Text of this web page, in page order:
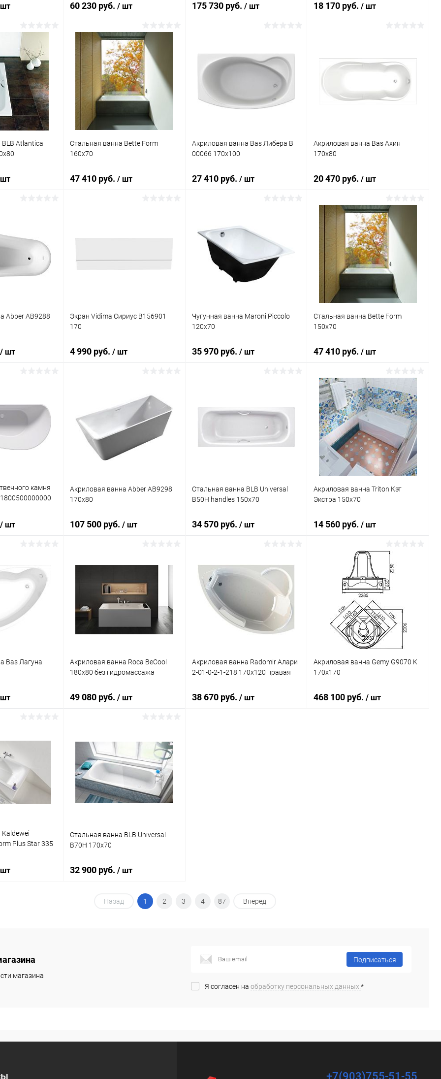
Сравнение
Недоступно
60 230 руб. / шт
В корзину
Купить в 1 клик Сравнение
В избранное Под заказ
175 730 руб. / шт
Купить в 1 клик Сравнение
В избранное Недоступно
18 170 руб./ шт
Купить в 1 клик Сравнение
Недоступно
Atlantica
Сравнение
Недоступно
Стальная ванна Bette Form
160x70
47 410 руб. / шт
В избранное Под заказ
Акриловая ванна Bas Либера В
00066 170x100
27 410 руб. / шт
Купить в 1 клик Сравнение
В избранное Под заказ
Акриловая ванна Bas Ахин
170x80
20 470 руб./ шт
В корзину
Купить в 1 клик Сравнение
В избранное Под заказ
Abber AB9288
/ шт
Сравнение
Под заказ
Экран Vidima Сириус B156901
170
4 990 руб. / шт
Купить в 1 клик Сравнение
В избранное Под заказ
Чугунная ванна Maroni Piccolo
120x70
35 970 руб. / шт
Купить в 1 клик Сравнение
В избранное Под заказ
Стальная ванна Bette Form
150x70
47 410 руб./ шт
В корзину
Купить в 1 клик Сравнение
В избранное Под заказ
камня
/ шт
Сравнение
Под заказ
Акриловая ванна Abber AB9298
170x80
107 500 руб. / шт
В корзину
Купить в 1 клик Сравнение
В избранное Под заказ
Стальная ванна BLB Universal
B50H handles 150x70
34 570 руб. / шт
Подписаться
Купить в 1 клик Сравнение
В избранное Недоступно
Акриловая ванна Triton Кэт
Экстра 150x70
14 560 руб./ шт
В корзину
Купить в 1 клик Сравнение
В избранное Под заказ
Bas Лагуна
Сравнение
Недоступно
Акриловая ванна Roca BeCool
180x80 без гидромассажа
49 080 руб. / шт
Купить в 1 клик Сравнение
В избранное Недоступно
Акриловая ванна Radomir Алари
2-01-0-2-1-218 170x120 правая
38 670 руб. / шт
Акриловая ванна Gemy G9070 K
170x170
468 100 руб./ шт
Plus Star 335
Стальная ванна BLB Universal
B70H 170x70
32 900 руб. / шт
Подписаться
Назад 1 2 3 4 87 Вперед
магазина
Подписаться
Я согласен на обработку персональных данных. *
+7(903)755-51-55